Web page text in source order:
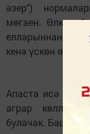
әзер")
мөгаен. Өлкән
елларыннан ук
кенә үскөн яшь
Апаста исә ГТО
аграр
булачак. Башлана